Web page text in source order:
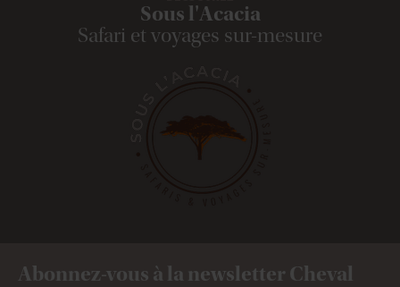
Sous l'Acacia
Safari et voyages sur-mesure
Abonnez-vous à la newsletter Cheval